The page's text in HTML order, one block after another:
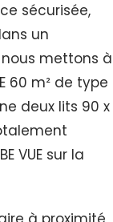
sécurisée,
un
mettons à
60 m² de type
deux lits 90 x
VUE sur la